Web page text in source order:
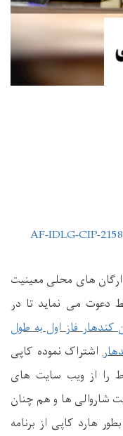
AF-IDLG-CIP-
های محلی معینیت
دعوت می نماید تا در
کندهار فاز اول به طول
اشتراک نموده کاپی
را از ویب سایت های
شاروالی ها و هم چنان
هارد کاپی از برنامه